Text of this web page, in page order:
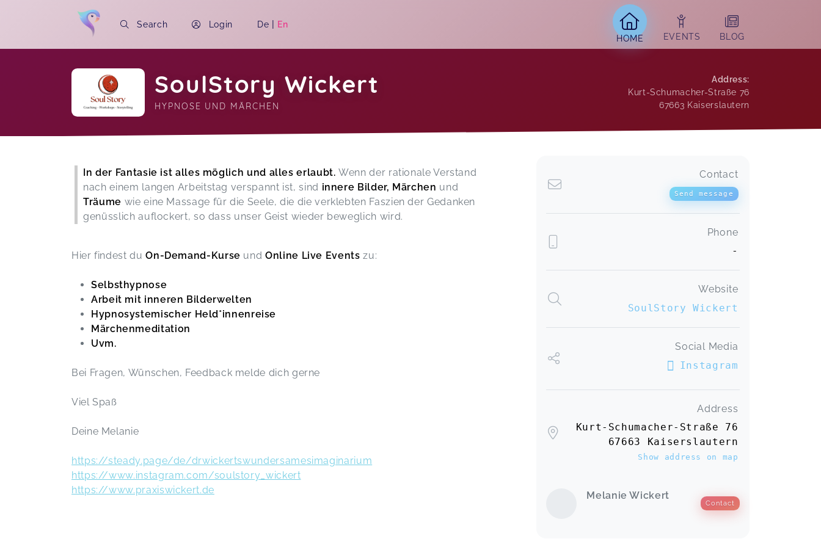
Search Login De | En
HOME
EVENTS BLOG
SoulStory Wickert
HYPNOSE UND MÄRCHEN
Address:
Kurt-Schumacher-Straße 76
67663 Kaiserslautern
In der Fantasie ist alles möglich und alles erlaubt.Wenn der rationale Verstand
nach einem langen Arbeitstag verspannt ist, sind innere Bilder, Märchen und
Träume wie eine Massage für die Seele, die die verklebten Faszien der Gedanken
genüsslich auflockert, so dass unser Geist wieder beweglich wird.
Hier findest duOn-Demand-Kurse undOnline Live Events zu:
Selbsthypnose
Arbeit mit inneren Bilderwelten
Hypnosystemischer Held*innenreise
Märchenmeditation
Uvm.
Bei Fragen, Wünschen, Feedback melde dich gerne
Viel Spaß
Deine Melanie
https://steady.page/de/drwickertswundersamesimaginarium
https://www.instagram.com/soulstory_wickert
https://www.praxiswickert.de
Contact
Send message
Phone
-
Website
SoulStory Wickert
Social Media
Instagram
Address
Kurt-Schumacher-Straße 76
67663 Kaiserslautern
Show address on map
Melanie Wickert
Contact